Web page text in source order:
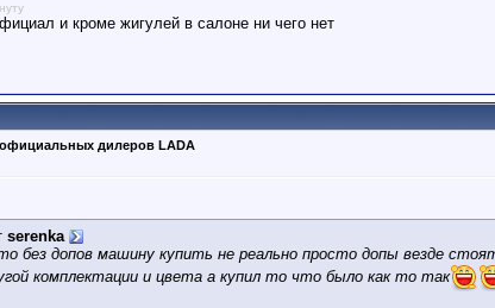
и кроме жигулей в салоне ни чего нет
дилеров LADA
serenka
без допов машину купить не реально просто допы везде
комплектации и цвета а купил то что было как то так